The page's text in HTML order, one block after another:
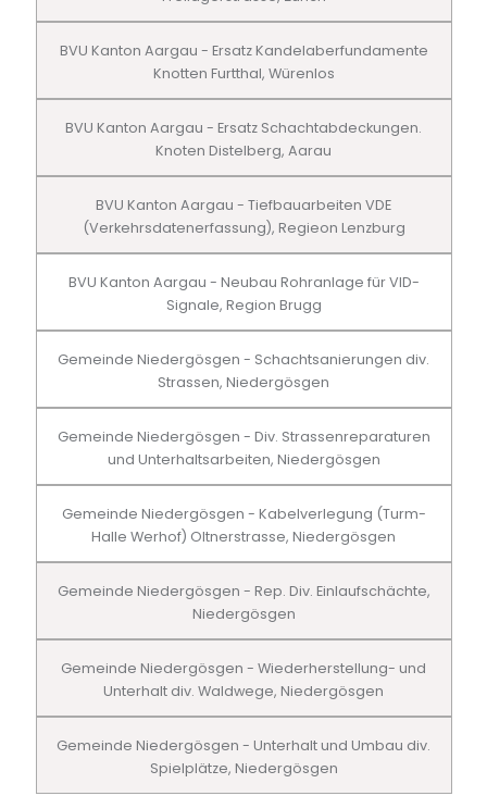
BVU Kanton Aargau - Ersatz Kandelaberfundamente
Knotten Furtthal, Würenlos
BVU Kanton Aargau - Ersatz Schachtabdeckungen.
Knoten Distelberg, Aarau
BVU Kanton Aargau - Tiefbauarbeiten VDE
(Verkehrsdatenerfassung), Regieon Lenzburg
BVU Kanton Aargau - Neubau Rohranlage für VID-
Signale, Region Brugg
Gemeinde Niedergösgen - Schachtsanierungen div.
Strassen, Niedergösgen
Gemeinde Niedergösgen - Div. Strassenreparaturen
und Unterhaltsarbeiten, Niedergösgen
Gemeinde Niedergösgen - Kabelverlegung (Turm-
Halle Werhof) Oltnerstrasse, Niedergösgen
Gemeinde Niedergösgen - Rep. Div. Einlaufschächte,
Niedergösgen
Gemeinde Niedergösgen - Wiederherstellung- und
Unterhalt div. Waldwege, Niedergösgen
Gemeinde Niedergösgen - Unterhalt und Umbau div.
Spielplätze, Niedergösgen